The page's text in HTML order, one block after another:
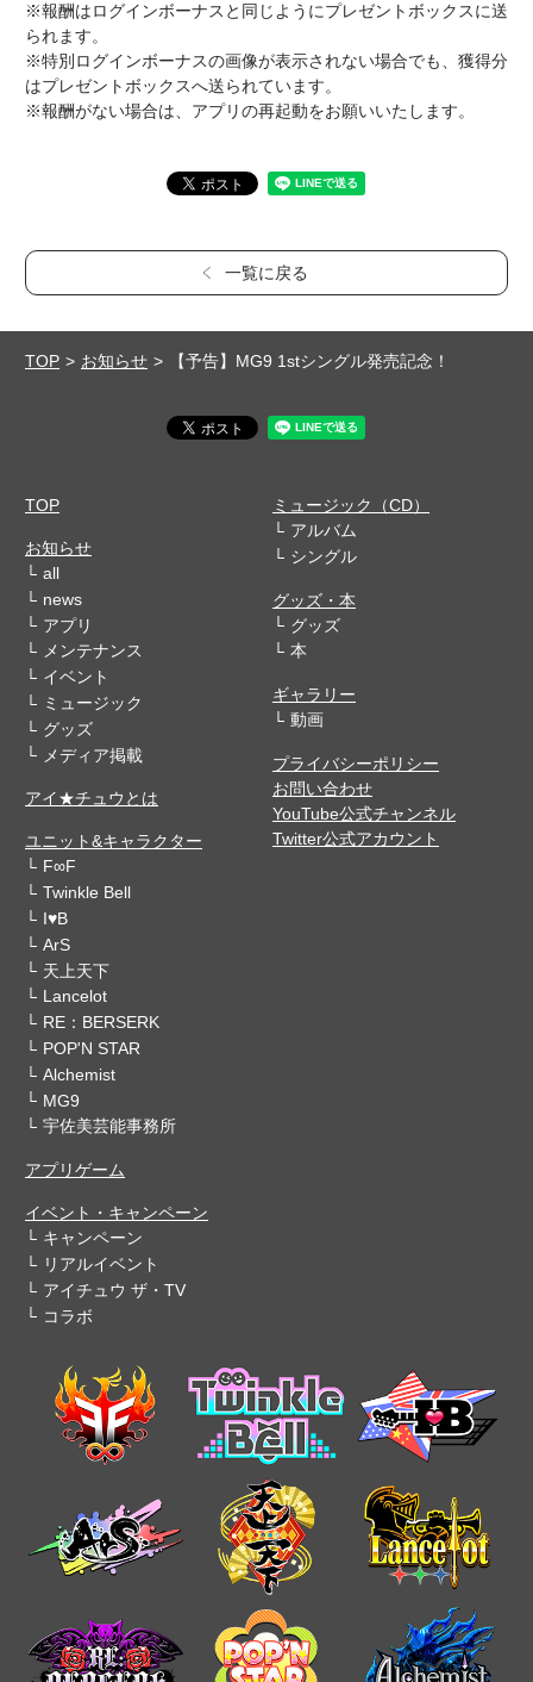
※報酬はログインボーナスと同じようにプレゼントボックスに送
られます。
※特別ログインボーナスの画像が表示されない場合でも、獲得分
はプレゼントボックスへ送られています。
※報酬がない場合は、アプリの再起動をお願いいたします。
一覧に戻る
TOP お知らせ 【予告】MG9 1stシングル発売記念！
TOP
お知らせ
all
news
アプリ
メンテナンス
イベント
ミュージック
グッズ
メディア掲載
アイ★チュウとは
ユニット&キャラクター
F∞F
Twinkle Bell
I♥B
ArS
天上天下
Lancelot
RE：BERSERK
POP'N STAR
Alchemist
MG9
宇佐美芸能事務所
アプリゲーム
イベント・キャンペーン
キャンペーン
リアルイベント
アイチュウ ザ・TV
コラボ
ミュージック（CD）
アルバム
シングル
グッズ・本
グッズ
本
ギャラリー
動画
プライバシーポリシー
お問い合わせ
YouTube公式チャンネル
Twitter公式アカウント